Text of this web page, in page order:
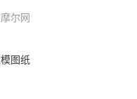
尔网
图纸